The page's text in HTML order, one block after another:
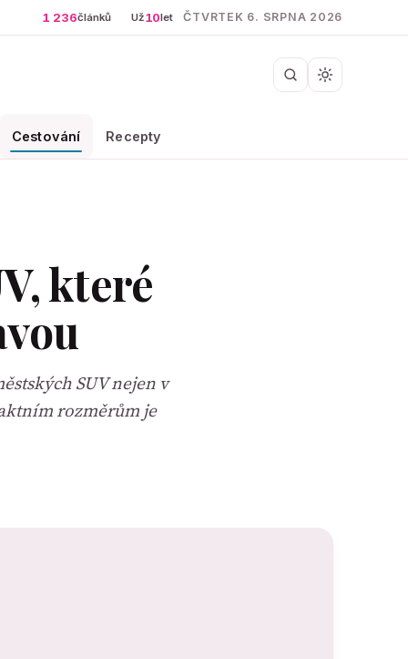
1 236článků Už10let ČTVRTEK 6. SRPNA 2026
Cestování Recepty
které
SUV nejen v
rozměrům je